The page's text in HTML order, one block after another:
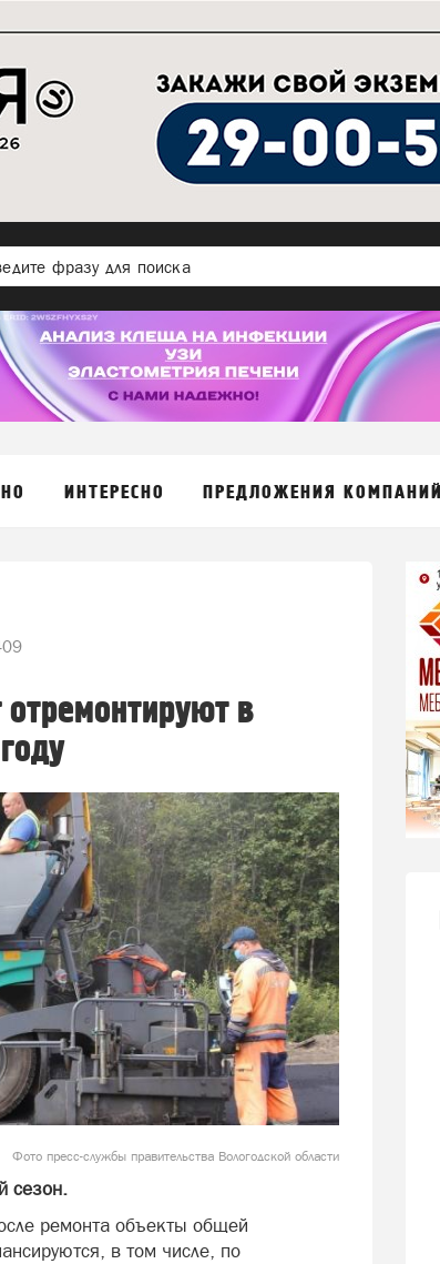
ИНТЕРЕСНО ПРЕДЛОЖЕНИЯ КОМПАНИЙ
в
Фото пресс-службы правительства Вологодской области
сезон.
ремонта объекты общей
в том числе, по